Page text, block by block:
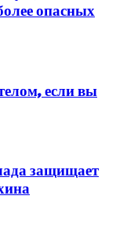
опасных
если вы
защищает